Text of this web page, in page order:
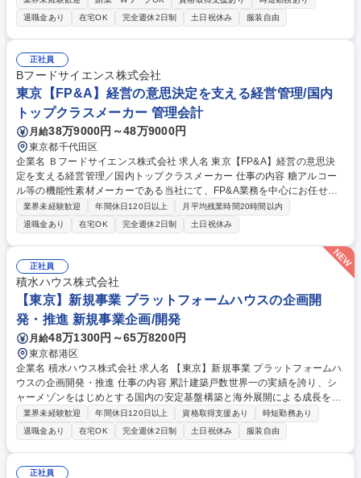
部門・業務を横断した立場でのAI利活用した顧客向けサービス、または業
務効率化ツールの企画立案、PoC推進、開発推進 ・施策推進に当たって、
社内の関係各部との折衝や合意形成 ・パートナー企業やベンダとのステー
クスホルダーとの折衝、合意形成 募集職種 【AI施策の企画・PoC・開発
推進】～MUFG全体のテーマに関われます～
退職金あり
在宅OK 完全週休2日制 土日祝休み 服装自由
正社員
Bフードサイエンス株式会社
東京【FP&A】経営の意思決定を支える経営管理/国内
トップクラスメーカー 管理会計
月給38万9000円～48万9000円
東京都千代田区
企業名 Ｂフードサイエンス株式会社 求人名 東京【FP&A】経営の意思決
定を支える経営管理／国内トップクラスメーカー 仕事の内容 糖アルコー
ル等の機能性素材メーカーである当社にて、FP&A業務を中心にお任せし
ます。 経営陣・各部門と連携しながら、予算策定、予実管理、業績分析を
通じて、経営の意思決定を支援するポジションです。 【主な業務】 ■全社
および部門別の予算・中期計画の策定、取りまとめ ■月次の予実分析、着
地見込みの作成および差異要因の分析 ■経営会議等に向けた業績報告資
料・分析資料の作成 ■各部門と連携したKPIの設計・モニタリング、収益
性分析 ■管理会計・業績管理に関する業務プロセスや仕組みの整備・改善
募集職種 東京【FP&A】経営の意思決定を支える経営管理／国内トップク
ラスメーカー
業界未経験歓迎 年間休日120日以上
月平均残業時間20時間以内
退職金あり
在宅OK 完全週休2日制 土日祝休み
正社員
積水ハウス株式会社
【東京】新規事業 プラットフォームハウスの企画開
発・推進 新規事業企画/開発
月給48万1300円～65万8200円
東京都港区
企業名 積水ハウス株式会社 求人名 【東京】新規事業 プラットフォームハ
ウスの企画開発・推進 仕事の内容 累計建築戸数世界一の実績を誇り、シ
ャーメゾンをはじめとする国内の安定基盤構築と海外展開による成長を実
現。残業削減、育休取得100%等、働き方改善も推進。そんな当社にて、
サービス企画をお任せします。 【概要】これまで当社で培ってきた、安
全、安心、快適性を基盤として、PLATFORM HOUSE touchのサービス構
築を行っています。「健康」「つながり」「学び」の領域に対して、IoT
とAIをフル活用することで、お客さまへ無形資産のサービスを提供しま
業界未経験歓迎 年間休日120日以上 資格取得支援あり
時短勤務あり
退職金あり
在宅OK 完全週休2日制 土日祝休み 服装自由
正社員